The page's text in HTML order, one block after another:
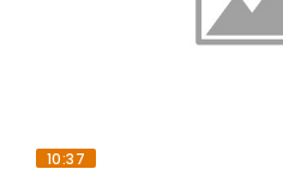
10:37